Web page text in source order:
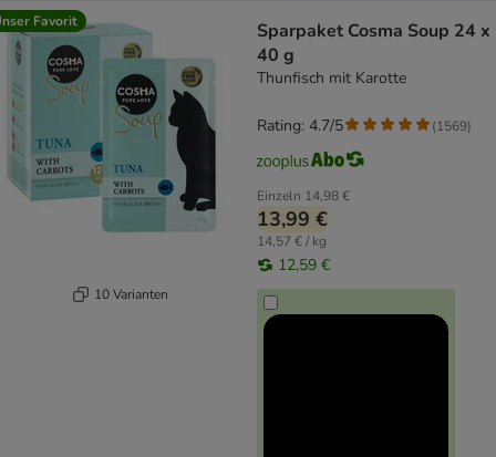
Favorit
10 Varianten
Sparpaket Cosma Soup 24 x
40 g
Thunfisch mit Karotte
Einzeln 14,98 €
13,99 €
14,57 € / kg
12,59 €
Rating: 4.7/5 (1569)